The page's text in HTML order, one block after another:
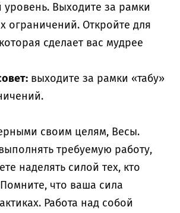
уровень. Выходите за рамки
ограничений. Откройте для
сделает вас мудрее
выходите за рамки «табу»
своим целям, Весы.
требуемую работу,
наделять силой тех, кто
что ваша сила
Работа над собой